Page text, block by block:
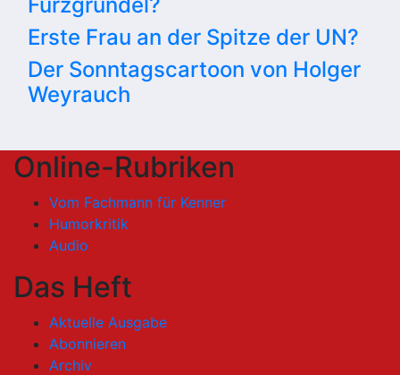
Erste Frau an der Spitze der UN?
Der Sonntagscartoon von Holger
Weyrauch
Online-Rubriken
Vom Fachmann für Kenner
Humorkritik
Audio
Das Heft
Aktuelle Ausgabe
Abonnieren
Archiv